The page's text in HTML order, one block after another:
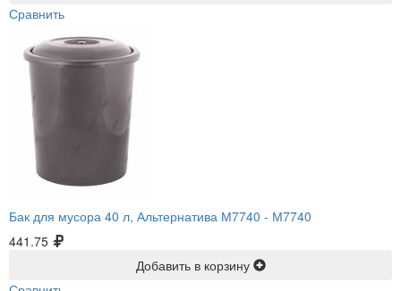
Сравнить
Бак для мусора 40 л, Альтернатива М7740 - М7740
441.75
Добавить в корзину